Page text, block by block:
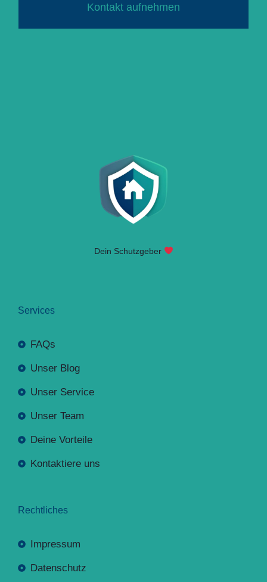
Kontakt aufnehmen
Dein Schutzgeber
Services
FAQs
Unser Blog
Unser Service
Unser Team
Deine Vorteile
Kontaktiere uns
Rechtliches
Impressum
Datenschutz